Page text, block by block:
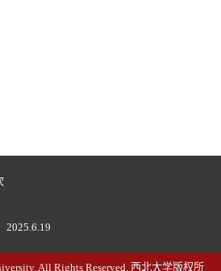
2025.6.19
All Rights Reserved. 西北大学版权所